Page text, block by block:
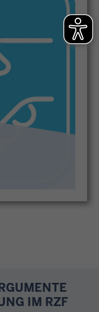
IM RZF